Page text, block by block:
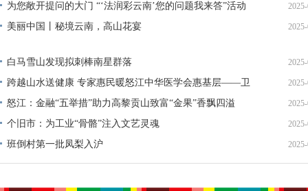
为您敞开提问的大门 “‘法润彩云南’您的问题我来答”活动
上线
美丽中国丨秘境云南，高山花宴
白马雪山发现拟刺棒南星群落
跨越山水送健康 专家惠民暖怒江中华医学会惠基层——卫
生健康服务公益活动怒江站圆满举行
怒江：金融“五举措”助力高黎贡山致富“金果”香飘四溢
个旧市：为工业“骨骼”注入文艺灵魂
班倒村第一批凤梨入沪